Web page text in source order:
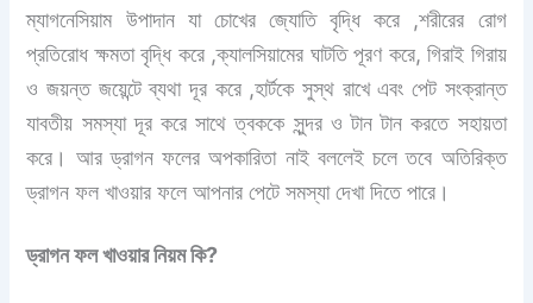
ম্যাগনেসিয়াম উপাদান যা চোখের জ্যোতি বৃদ্ধি করে ,শরীরের রোগ
প্রতিরোধ ক্ষমতা বৃদ্ধি করে ,ক্যালসিয়ামের ঘাটতি পূরণ করে, গিরাই গিরায়
ও জয়ন্ত জয়েন্টে ব্যথা দূর করে ,হার্টকে সুস্থ রাখে এবং পেট সংক্রান্ত
যাবতীয় সমস্যা দূর করে সাথে ত্বককে সুন্দর ও টান টান করতে সহায়তা
করে। আর ড্রাগন ফলের অপকারিতা নাই বললেই চলে তবে অতিরিক্ত
ড্রাগন ফল খাওয়ার ফলে আপনার পেটে সমস্যা দেখা দিতে পারে।
ড্রাগন ফল খাওয়ার নিয়ম কি?